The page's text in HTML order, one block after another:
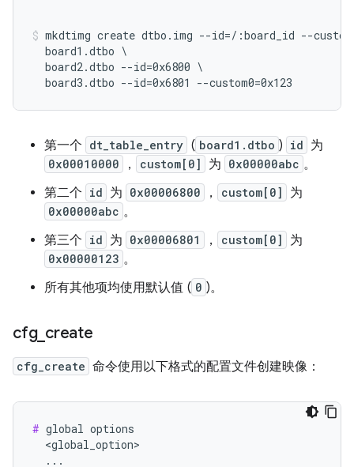
mkdtimg create dtbo.img --id=/:board_id --
  board1.dtbo \
  board2.dtbo --id=0x6800 \
第一个 dt_table_entry ( board1.dtbo ) id 为
0x00010000 ， custom[0] 为 0x00000abc 。
第二个 id 为 0x00006800 ， custom[0] 为
0x00000abc 。
第三个 id 为 0x00006801 ， custom[0] 为
0x00000123 。
所有其他项均使用默认值 ( 0 )。
cfg_ create
cfg_create 命令使用以下格式的配置文件创建映像：
# global options
  <global_option>